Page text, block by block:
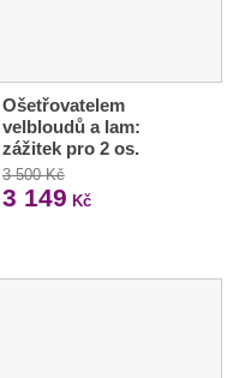
Ošetřovatelem
velbloudů a lam:
zážitek pro 2 os.
3 500 Kč
3 149 Kč